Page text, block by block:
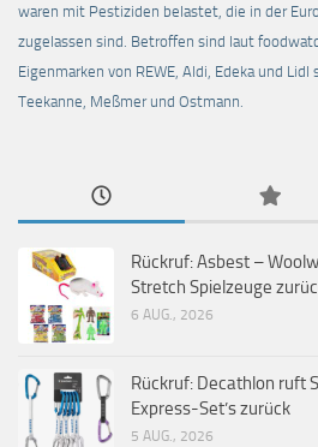
waren mit Pestiziden belastet, die in der
zugelassen sind. Betroffen sind laut
Eigenmarken von REWE, Aldi, Edeka und
Teekanne, Meßmer und Ostmann.
Rückruf: Asbest –
Stretch Spielzeuge
6 AUG., 2026
Rückruf: Decathlon ruft
Express-Set’s zurück
5 AUG., 2026